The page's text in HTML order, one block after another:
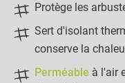
Protège les
Sert d'isolant
conserve la
Perméable à l'air